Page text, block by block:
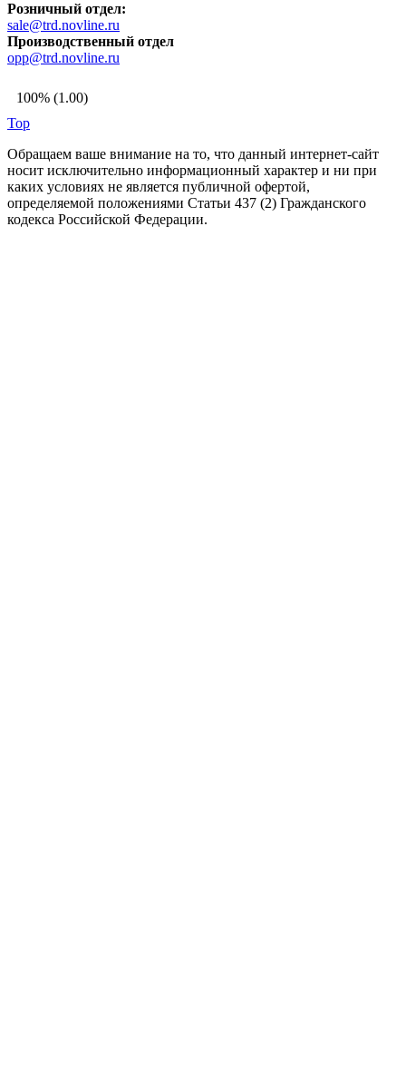
Розничный отдел:
sale@trd.novline.ru
Производственный отдел
opp@trd.novline.ru
100% (1.00)
Top
Обращаем ваше внимание на то, что данный интернет-сайт
носит исключительно информационный характер и ни при
каких условиях не является публичной офертой,
определяемой положениями Статьи 437 (2) Гражданского
кодекса Российской Федерации.